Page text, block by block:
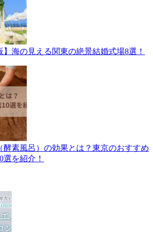
】海の見える関東の絶景結婚式場8選！
酵素風呂）の効果とは？東京のおすすめ
選を紹介！